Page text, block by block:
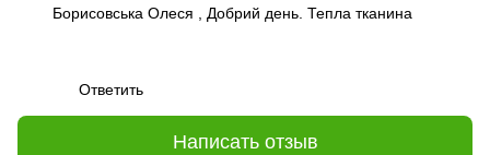
Борисовська Олеся , Добрий день. Тепла тканина
Ответить
Написать отзыв